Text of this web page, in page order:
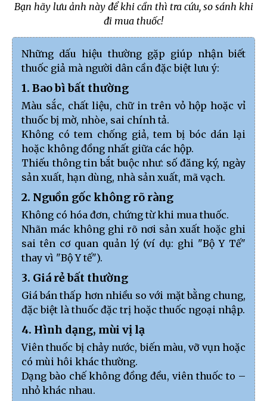
Bạn hãy lưu ảnh này để khi cần thì tra cứu, so sánh khi
đi mua thuốc!
Những dấu hiệu thường gặp giúp nhận biết
thuốc giả mà người dân cần đặc biệt lưu ý:
1. Bao bì bất thường
Màu sắc, chất liệu, chữ in trên vỏ hộp hoặc vỉ
thuốc bị mờ, nhòe, sai chính tả.
Không có tem chống giả, tem bị bóc dán lại
hoặc không đồng nhất giữa các hộp.
Thiếu thông tin bắt buộc như: số đăng ký, ngày
sản xuất, hạn dùng, nhà sản xuất, mã vạch.
2. Nguồn gốc không rõ ràng
Không có hóa đơn, chứng từ khi mua thuốc.
Nhãn mác không ghi rõ nơi sản xuất hoặc ghi
sai tên cơ quan quản lý (ví dụ: ghi "Bộ Y Tế"
thay vì "Bộ Y tế").
3. Giá rẻ bất thường
Giá bán thấp hơn nhiều so với mặt bằng chung,
đặc biệt là thuốc đặc trị hoặc thuốc ngoại nhập.
4. Hình dạng, mùi vị lạ
Viên thuốc bị chảy nước, biến màu, vỡ vụn hoặc
có mùi hôi khác thường.
Dạng bào chế không đồng đều, viên thuốc to –
nhỏ khác nhau.